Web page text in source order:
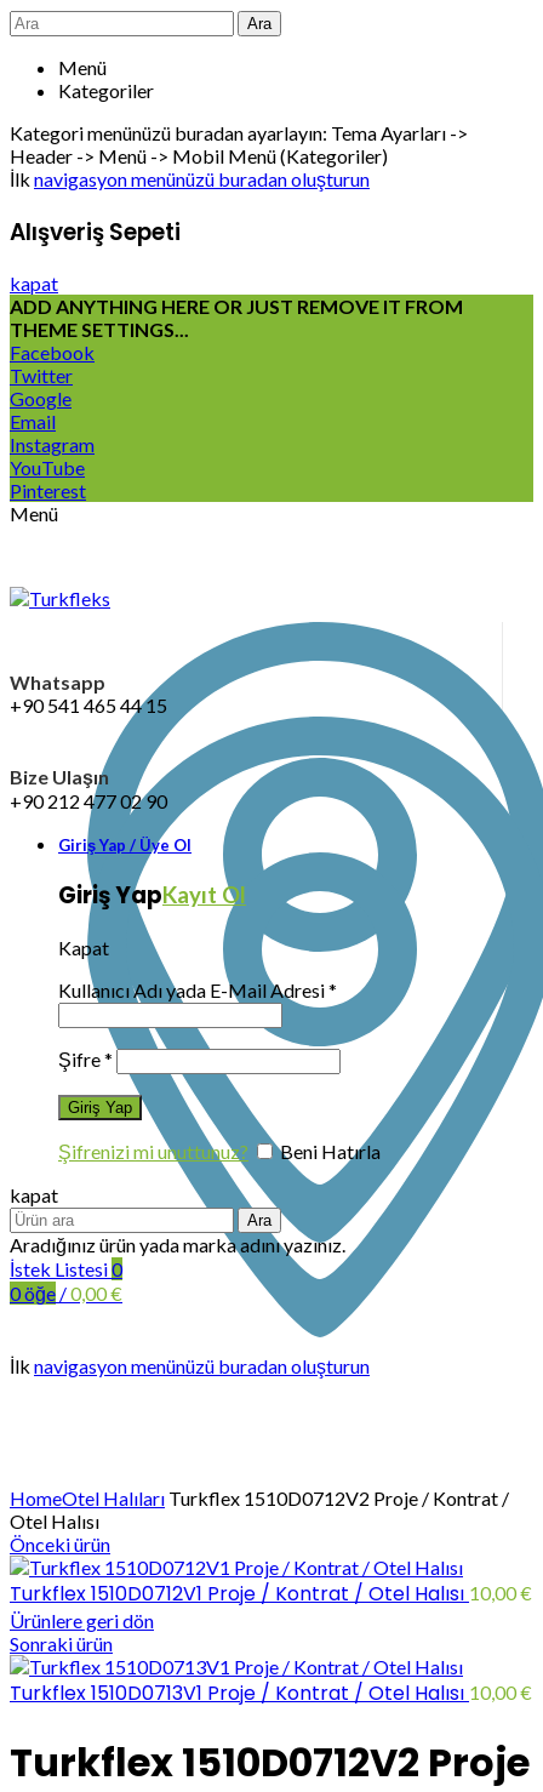
Ara
Menü
Kategoriler
Kategori menünüzü buradan ayarlayın: Tema Ayarları ->
Header -> Menü -> Mobil Menü (Kategoriler)
İlk navigasyon menünüzü buradan oluşturun
Alışveriş Sepeti
kapat
ADD ANYTHING HERE OR JUST REMOVE IT FROM
THEME SETTINGS...
Facebook
Twitter
Google
Email
Instagram
YouTube
Pinterest
Menü
Whatsapp
+90 541 465 44 15
Bize Ulaşın
+90 212 477 02 90
Giriş Yap / Üye Ol
Giriş YapKayıt Ol
Kapat
Kullanıcı Adı yada E-Mail Adresi*
Şifre*
Şifrenizi mi unuttunuz?
Beni Hatırla
kapat
Ara
Aradığınız ürün yada marka adını yazınız.
İstek Listesi0
0öğe /0,00€
İlk navigasyon menünüzü buradan oluşturun
HomeOtel Halıları Turkflex 1510D0712V2 Proje / Kontrat /
Otel Halısı
Önceki ürün
Turkflex 1510D0712V1 Proje / Kontrat / Otel Halısı 10,00€
Ürünlere geri dön
Sonraki ürün
Turkflex 1510D0713V1 Proje / Kontrat / Otel Halısı 10,00€
Turkflex 1510D0712V2 Proje